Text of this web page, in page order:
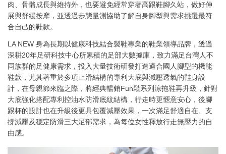
肉、骨骼成長與維持外，也要避免經常穿著高跟鞋腳久站，做好伸
展與舒緩按摩，並透過步態量測協助了解自身腳型與需求挑選最符
合自己的鞋款。
LA NEW 身為長期以健康科技結合製鞋專業的鞋業領導品牌，透過
深耕20年足研科技中心所累積的足部大數據庫，致力滿足台灣人不
同族群的足健康需求，投入大量技術研發打造適合國人腳型的機能
鞋款，尤其著重於多項止滑結構的專利大底與減壓透氣的鞋身設
計，在母親節來臨之際，將經典暢銷Fun鬆系列涼拖鞋再升級，針對
大底強化搭配專利控油水防滑底紋結構，行走時更愜意安心，後腳
跟杯的設計也在升級後更具包覆減壓效果，一次滿足舒適自在、支
撐減壓及穩定防滑三大足部需求，為每位女性釋放行走無壓力的自
由感。